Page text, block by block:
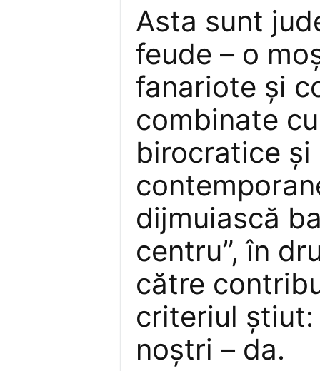
Asta sunt
feude – o
fanariote şi
combinate
birocratice
dijmuiască
centru”, în
către
criteriul ştiut:
noştri – da.